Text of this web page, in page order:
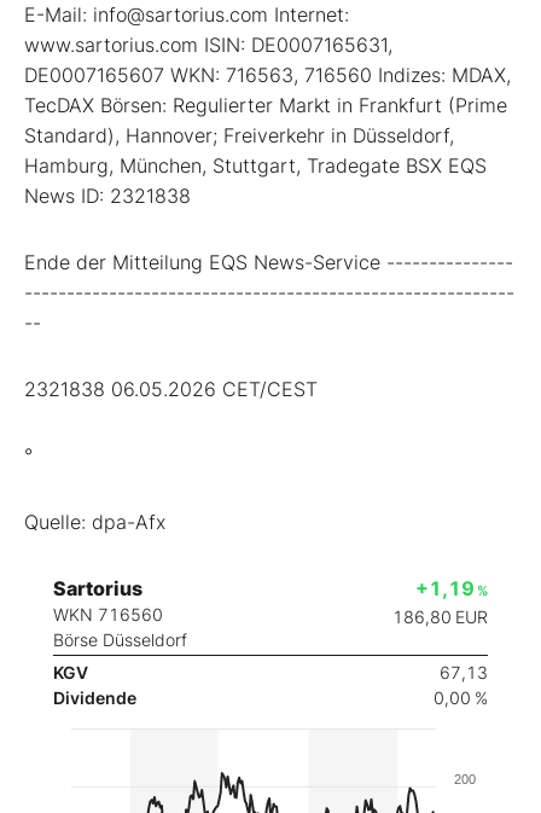
E-Mail: info@sartorius.com Internet:
www.sartorius.com ISIN: DE0007165631,
DE0007165607 WKN: 716563, 716560 Indizes: MDAX,
TecDAX Börsen: Regulierter Markt in Frankfurt (Prime
Standard), Hannover; Freiverkehr in Düsseldorf,
Hamburg, München, Stuttgart, Tradegate BSX EQS
News ID: 2321838
Ende der Mitteilung EQS News-Service ---------------
----------------------------------------------------------
--
2321838 06.05.2026 CET/CEST
°
Quelle: dpa-Afx
Sartorius
WKN 716560
Börse Düsseldorf
+1,19 %
186,80 EUR
KGV
67,13
Dividende
0,00 %
200